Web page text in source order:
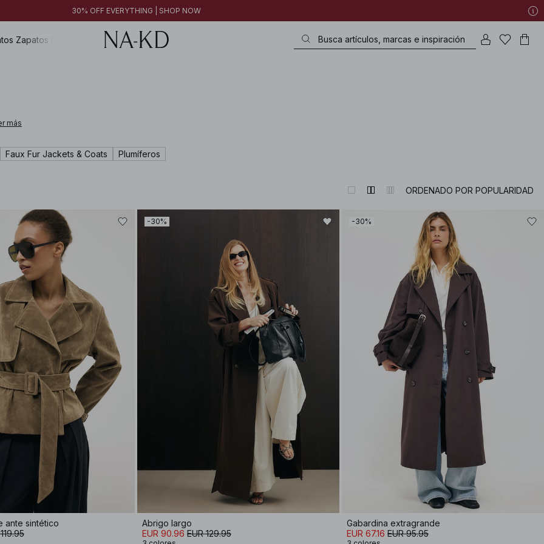
FINAL SALE | SHOP NOW
FINAL SALE | SHOP NOW
30% OFF EVERYTHING | SHOP NOW
Zapatos
más
Faux Fur Jackets & Coats Plumíferos
ORDENADO POR POPULARIDAD
ante sintético
-30%
Abrigo largo
EUR 90.96 EUR 129.95
-30%
Gabardina extragrande
EUR 67.16 EUR 95.95